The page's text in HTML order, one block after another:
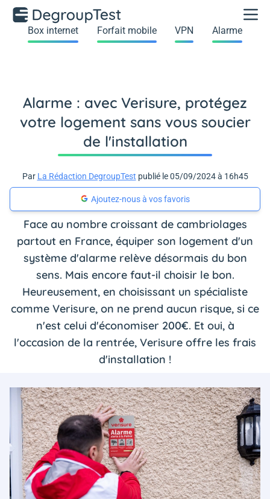
Box internet Forfait mobile VPN Alarme
Alarme : avec Verisure, protégez
votre logement sans vous soucier
de l'installation
Par La Rédaction DegroupTest publié le 05/09/2024 à 16h45
Ajoutez-nous à vos favoris
Face au nombre croissant de cambriolages
partout en France, équiper son logement d'un
système d'alarme relève désormais du bon
sens. Mais encore faut-il choisir le bon.
Heureusement, en choisissant un spécialiste
comme Verisure, on ne prend aucun risque, si ce
n'est celui d'économiser 200€. Et oui, à
l'occasion de la rentrée, Verisure offre les frais
d'installation !